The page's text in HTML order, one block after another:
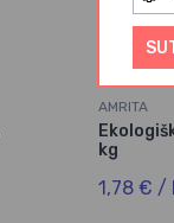
AMRITA
kg
1,78 € /